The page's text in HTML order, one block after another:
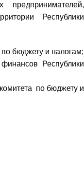
предпринимателей,
Республики
бюджету и налогам;
Республики
по бюджету и